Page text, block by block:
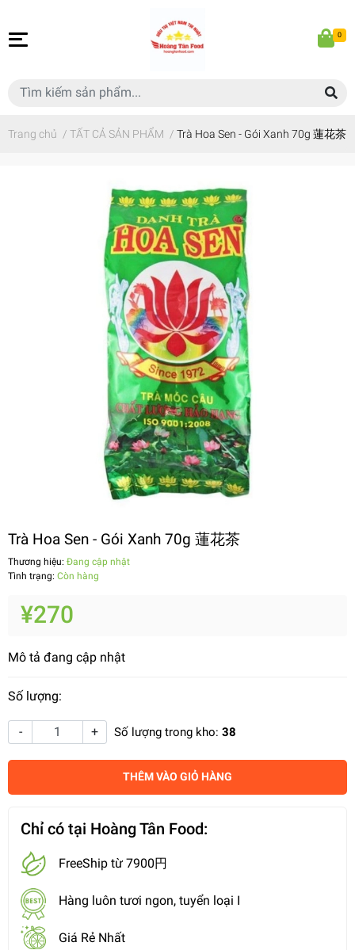
0
Trang chủ / TẤT CẢ SẢN PHẨM / Trà Hoa Sen - Gói Xanh 70g 蓮花茶
Trà Hoa Sen - Gói Xanh 70g 蓮花茶
Thương hiệu: Đang cập nhật
Tình trạng: Còn hàng
¥270
Mô tả đang cập nhật
Số lượng:
- + Số lượng trong kho: 38
THÊM VÀO GIỎ HÀNG
Chỉ có tại Hoàng Tân Food:
FreeShip từ 7900円
Hàng luôn tươi ngon, tuyển loại I
Giá Rẻ Nhất